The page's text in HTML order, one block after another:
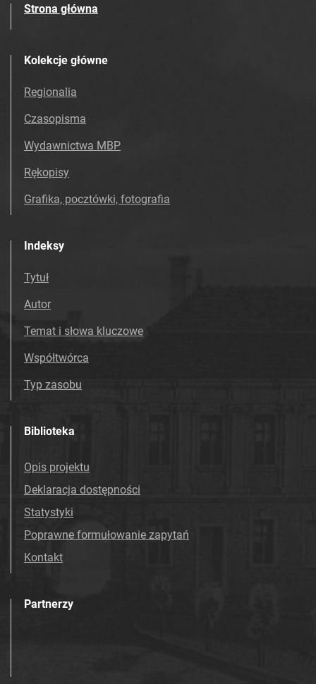
Strona główna
Kolekcje główne
Regionalia
Czasopisma
Wydawnictwa MBP
Rękopisy
Grafika, pocztówki, fotografia
Indeksy
Tytuł
Autor
Temat i słowa kluczowe
Współtwórca
Typ zasobu
Biblioteka
Opis projektu
Deklaracja dostępności
Statystyki
Poprawne formułowanie zapytań
Kontakt
Partnerzy